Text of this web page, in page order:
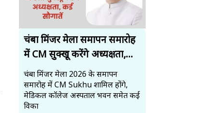
चंबा मिंजर मेला समापन समारोह
में CM सुक्खू करेंगे अध्यक्षता,...
चंबा मिंजर मेला 2026 के समापन
समारोह में CM Sukhu शामिल होंगे,
मेडिकल कॉलेज अस्पताल भवन समेत कई
विका